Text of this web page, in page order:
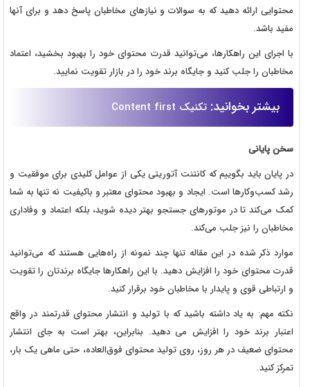
محتوایی ارائه دهید که به سوالات و نیازهای مخاطبان پاسخ دهد و برای آنها
مفید باشد.
با اجرای این راهکارها، می‌توانید قدرت محتوای خود را بهبود بخشید، اعتماد
مخاطبان را جلب کنید و جایگاه برند خود را در بازار تقویت نمایید.
بیشتر بخوانید: تکنیک Content first
سخن پایانی
در پایان باید بگوییم که کانتنت آتوریتی یکی از عوامل کلیدی برای موفقیت و
رشد کسب‌وکارها است. ایجاد و بهبود محتوای معتبر و باکیفیت نه تنها به شما
کمک می‌کند تا در موتورهای جستجو بهتر دیده شوید، بلکه اعتماد و وفاداری
مخاطبان را نیز جلب می‌کند.
موارد ذکر شده در این مقاله تنها چند نمونه از راه‌هایی هستند که می‌توانید
قدرت محتوای خود را افزایش دهید. با این راهکارها جایگاه برندتان را تقویت
و ارتباطی قوی و پایدار با مخاطبان خود برقرار کنید.
نکته مهم: به یاد داشته باشید که با تولید و انتشار محتوای قدرتمند در واقع
اعتبار برند خود را افزایش می دهید. بنابراین، بهتر است به جای انتشار
محتوای ضعیف در هر روز، روی تولید محتوای فوق‌العاده، حتی ماهی یک بار،
تمرکز کنید.